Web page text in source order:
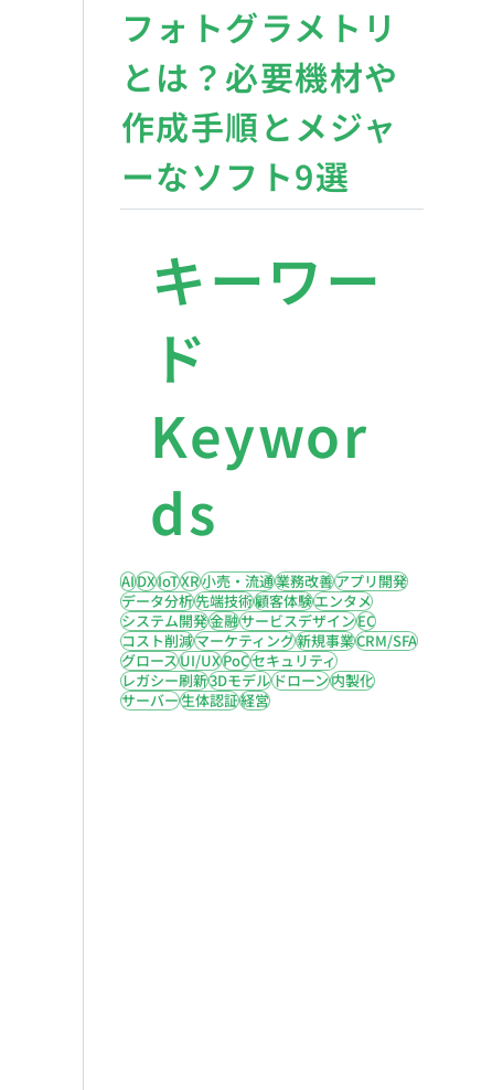
フォトグラメトリ
とは？必要機材や
作成手順とメジャ
ーなソフト9選
キーワー
ド
Keywor
ds
AIDXIoTXR小売・流通業務改善アプリ開発
データ分析先端技術顧客体験エンタメ
システム開発金融サービスデザインEC
コスト削減マーケティング新規事業CRM/SFA
グロースUI/UXPoCセキュリティ
レガシー刷新3Dモデルドローン内製化
サーバー生体認証経営